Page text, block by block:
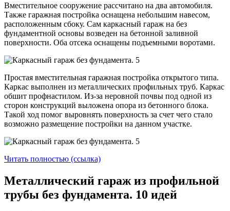
Вместительное сооружение рассчитано на два автомобиля.
Также гаражная постройка оснащена небольшим навесом,
расположенным сбоку. Сам каркасный гараж на без
фундаментной основы возведен на бетонной заливной
поверхности. Оба отсека оснащены подъемными воротами.
Простая вместительная гаражная постройка открытого типа.
Каркас выполнен из металлических профильных труб. Каркас
обшит профнастилом. Из-за неровной почвы под одной из
сторон конструкций выложена опора из бетонного блока.
Такой ход помог выровнять поверхность за счет чего стало
возможно размещение постройки на данном участке.
Читать полностью (ссылка)
Металлический гараж из профильной
трубы без фундамента. 10 идей